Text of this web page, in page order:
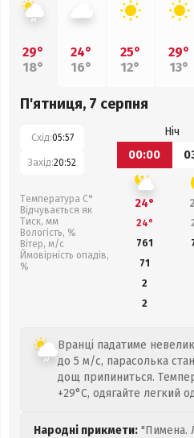
29°
18°
24°
16°
25°
12°
29°
13°
П'ятниця, 7 серпня
Схід:05:57
Захід:20:52
Температура С°
Відчувається як
Тиск, мм
Вологість, %
Вітер, м/с
Ймовірність опадів,
%
Ніч
00:00
24°
24°
761
71
2
2
Вранці падатиме
до 5 м/с, парасолька
дощ припиниться.
+29°C, одягайте легкий
Народні прикмети: "Пимена.